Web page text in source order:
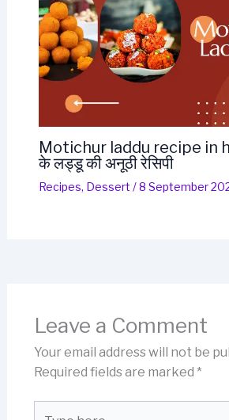
Motichur laddu recipe in
के लड्डू की अनूठी रेसिपी
Recipes, Dessert /8 September
Leave a Comment
Your email address will not be
Required fields are marked *